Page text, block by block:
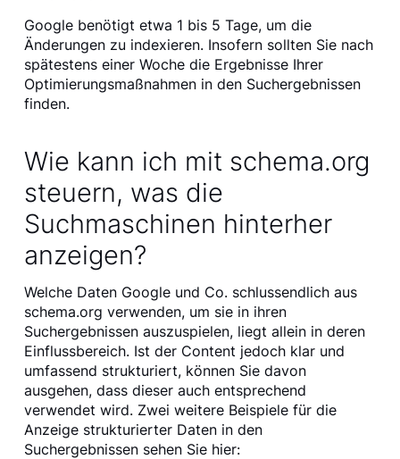
Google benötigt etwa 1 bis 5 Tage, um die
Änderungen zu indexieren. Insofern sollten Sie nach
spätestens einer Woche die Ergebnisse Ihrer
Optimierungsmaßnahmen in den Suchergebnissen
finden.
Wie kann ich mit schema.org
steuern, was die
Suchmaschinen hinterher
anzeigen?
Welche Daten Google und Co. schlussendlich aus
schema.org verwenden, um sie in ihren
Suchergebnissen auszuspielen, liegt allein in deren
Einflussbereich. Ist der Content jedoch klar und
umfassend strukturiert, können Sie davon
ausgehen, dass dieser auch entsprechend
verwendet wird. Zwei weitere Beispiele für die
Anzeige strukturierter Daten in den
Suchergebnissen sehen Sie hier: